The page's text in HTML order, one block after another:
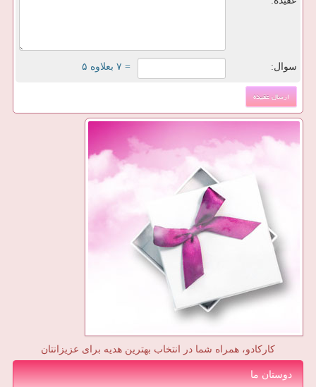
سوال: = ۷ بعلاوه ۵
کارکادو، همراه شما در انتخاب بهترین هدیه برای عزیزانتان
دوستان ما